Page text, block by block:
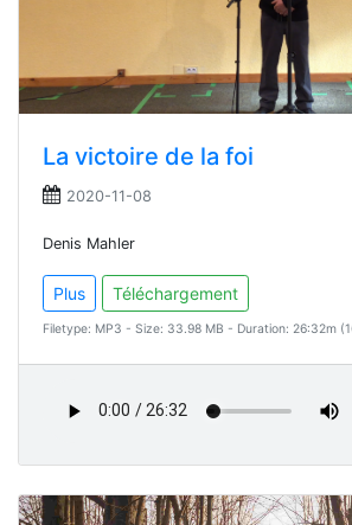
La victoire de la foi
2020-11-08
Denis Mahler
Plus Téléchargement
Filetype: MP3 - Size: 33.98 MB - Duration: 26:32m